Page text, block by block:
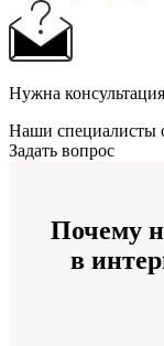
Нужна
Наши специалисты
Задать вопрос
Почему
в